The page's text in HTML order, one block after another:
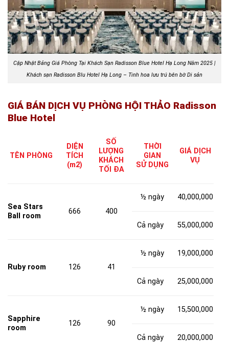
Cập Nhật Bảng Giá Phòng Tại Khách Sạn Radisson Blue Hotel Hạ Long Năm 2025 |
Khách sạn Radisson Blu Hotel Hạ Long – Tinh hoa lưu trú bên bờ Di sản
GIÁ BÁN DỊCH VỤ PHÒNG HỘI THẢO Radisson
Blue Hotel
TÊN PHÒNG
DIỆN
TÍCH
(m2)
SỐ
LƯỢNG
KHÁCH
TỐI ĐA
THỜI
GIAN
SỬ DỤNG
GIÁ D ỊCH
VỤ
Sea Stars
Ball room
666 400
½ ngày 40,000,000
Cả ngày 55,000,000
Ruby room 126 41
½ ngày 19,000,000
Cả ngày 25,000,000
Sapphire
room
126 90
½ ngày 15,500,000
Cả ngày 20,000,000